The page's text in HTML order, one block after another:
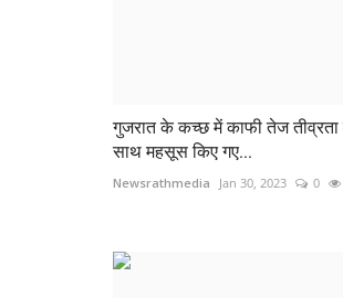
गुजरात के कच्छ में काफी तेज
साथ महसूस किए गए...
Newsrathmedia Jan 30, 2023 0